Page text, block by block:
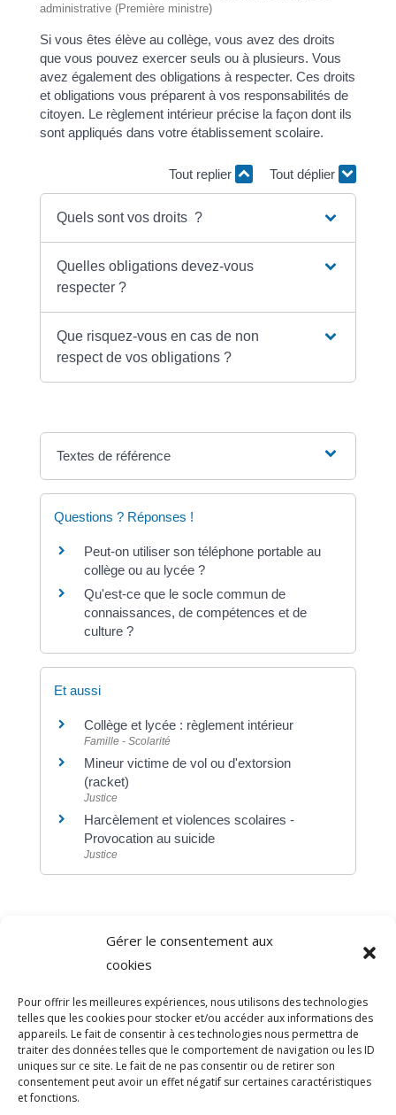
Gérer le consentement aux
cookies
Pour offrir les meilleures expériences, nous utilisons des technologies
telles que les cookies pour stocker et/ou accéder aux informations des
appareils. Le fait de consentir à ces technologies nous permettra de
traiter des données telles que le comportement de navigation ou les ID
uniques sur ce site. Le fait de ne pas consentir ou de retirer son
consentement peut avoir un effet négatif sur certaines caractéristiques
et fonctions.
administrative (Première ministre)
Si vous êtes élève au collège, vous avez des droits
que vous pouvez exercer seuls ou à plusieurs. Vous
avez également des obligations à respecter. Ces droits
et obligations vous préparent à vos responsabilités de
citoyen. Le règlement intérieur précise la façon dont ils
sont appliqués dans votre établissement scolaire.
Tout replier Tout déplier
Quels sont vos droits ?
Quelles obligations devez-vous
respecter ?
Que risquez-vous en cas de non
respect de vos obligations ?
Textes de référence
Questions ? Réponses !
Peut-on utiliser son téléphone portable au
collège ou au lycée ?
Qu'est-ce que le socle commun de
connaissances, de compétences et de
culture ?
Et aussi
Collège et lycée : règlement intérieur
Famille - Scolarité
Mineur victime de vol ou d'extorsion
(racket)
Justice
Harcèlement et violences scolaires -
Provocation au suicide
Justice
Direction de l'information légale et administrative
comarquage developpé par